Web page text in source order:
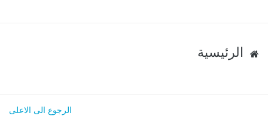
الرئيسية
الرجوع الى الاعلى